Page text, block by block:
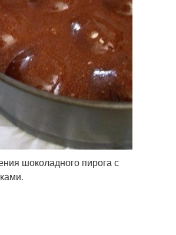
шоколадного пирога с